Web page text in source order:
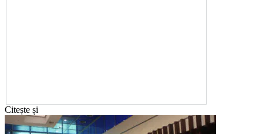
Citește și